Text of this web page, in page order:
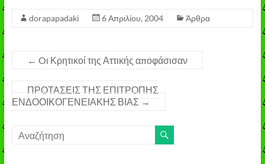
dorapapadaki 6 Απριλίου, 2004 Άρθρα
← Oι Κρητικοί της Αττικής αποφάσισαν
ΠΡΟΤΑΣΕΙΣ ΤΗΣ ΕΠΙΤΡΟΠΗΣ
ΕΝΔΟΟΙΚΟΓΕΝΕΙΑΚΗΣ ΒΙΑΣ →